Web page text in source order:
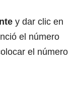
y dar clic en
el número
el número